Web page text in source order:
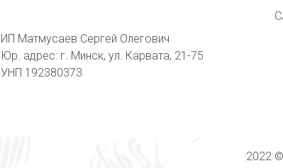
ИП Матмусаев Сергей Олегович
Юр. адрес: г. Минск, ул. Карвата, 21-75
УНП 192380373
2022